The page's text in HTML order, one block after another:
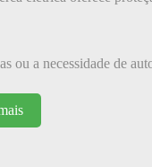
ou a necessidade de